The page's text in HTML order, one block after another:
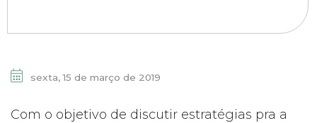
sexta, 15 de março de 2019
Com o objetivo de discutir estratégias pra a